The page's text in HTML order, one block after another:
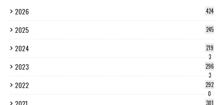
2026 424
2025 245
2024
219
3
2023
296
3
2022
292
0
301